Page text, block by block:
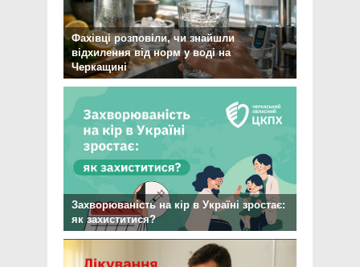
Фахівці розповіли, чи знайшли
відхилення від норм у воді на
Черкащині
Захворюваність на кір в Україні зростає:
як захиститися?